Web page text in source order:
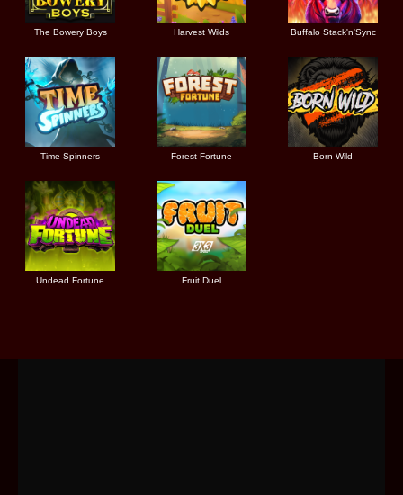
The Bowery Boys Harvest Wilds Buffalo Stack'n'Sync
Time Spinners Forest Fortune Born Wild
Undead Fortune Fruit Duel